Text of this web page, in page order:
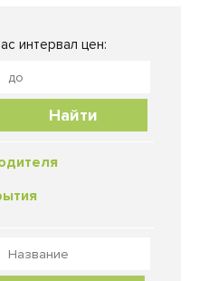
интервал цен:
Найти